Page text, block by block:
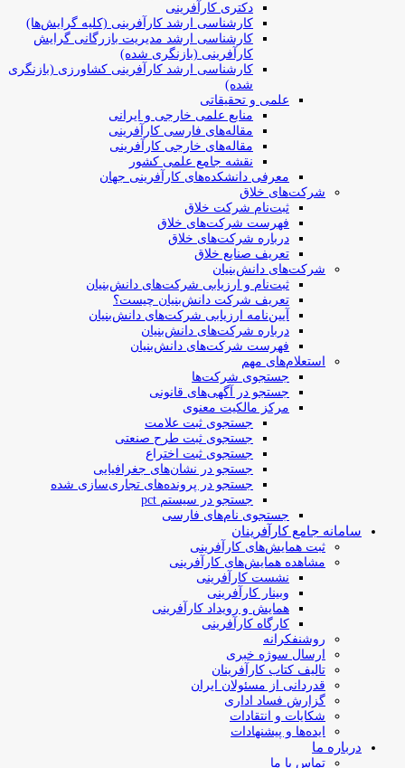
دکتری کارآفرینی
کارشناسی ارشد کارآفرینی (کلیه گرایش‌ها)
کارشناسی ارشد مدیریت بازرگانی گرایش
کارآفرینی (بازنگری شده)
کارشناسی ارشد کارآفرینی کشاورزی (بازنگری
شده)
علمی و تحقیقاتی
منابع علمی خارجی و ایرانی
مقاله‌های فارسی کارآفرینی
مقاله‌های خارجی کارآفرینی
نقشه جامع علمی کشور
معرفی دانشکده‌های کارآفرینی جهان
شرکت‌های خلاق
ثبت‌نام شرکت خلاق
فهرست شرکت‌های خلاق
درباره شرکت‌های خلاق
تعریف صنایع خلاق
شرکت‌های دانش‌بنیان
ثبت‌نام و ارزیابی شرکت‌های دانش‌بنیان
تعریف شرکت دانش‌بنیان چیست؟
آیین‌نامه ارزیابی شرکت‌های دانش‌بنیان
درباره شرکت‌های دانش‌بنیان
فهرست شرکت‌های دانش‌بنیان
استعلام‌های مهم
جستجوی شرکت‌ها
جستجو در آگهی‌های قانونی
مرکز مالکیت معنوی
جستجوی ثبت علامت
جستجوی ثبت طرح صنعتی
جستجوی ثبت اختراع
جستجو در نشان‌های جغرافیایی
جستجو در پرونده‌های تجاری‌سازی شده
جستجو در سیستم pct
جستجوی نام‌های فارسی
سامانه جامع کارآفرینان
ثبت همایش‌های کارآفرینی
مشاهده همایش‌های کارآفرینی
نشست کارآفرینی
وبینار کارآفرینی
همایش و رویداد کارآفرینی
کارگاه کارآفرینی
روشنفکرانه
ارسال سوژه‌ خبری
تالیف کتاب کارآفرینان
قدردانی از مسئولان ایران
گزارش فساد اداری
شکایات و انتقادات
ایده‌ها و پیشنهادات
درباره ما
تماس با ما